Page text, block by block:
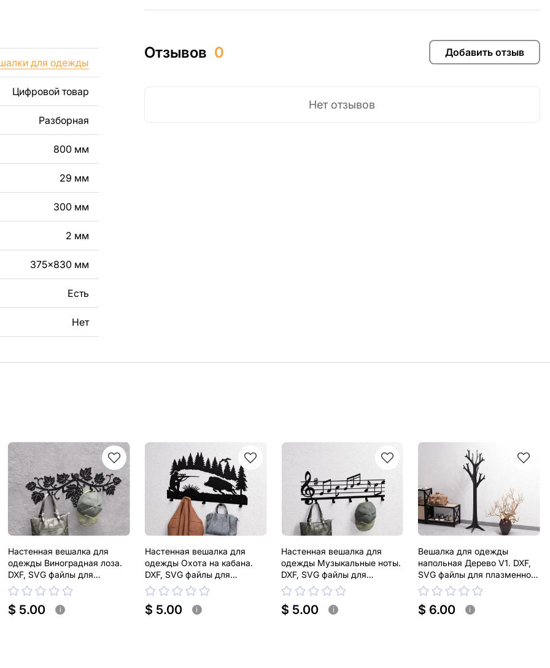
могли
продажу
изображение,
дизайн изделия.
изделия из
с нами в
для одежды
Цифровой товар
Разборная
800 мм
29 мм
300 мм
2 мм
375x830 мм
Есть
Нет
Отзывов 0 Добавить отзыв
Нет отзывов
Настенная вешалка для
одежды Виноградная лоза.
DXF, SVG файлы для
плазменной, лазерной резки
$ 5.00 i
Настенная вешалка для
одежды Охота на кабана.
DXF, SVG файлы для
плазменной, лазерной резки
$ 5.00 i
Настенная вешалка для
одежды Музыкальные ноты.
DXF, SVG файлы для
плазменной, лазерной резки
$ 5.00 i
Вешалка для одежды
напольная Дерево V1. DXF,
SVG файлы для плазменной,
лазерной резки
$ 6.00 i